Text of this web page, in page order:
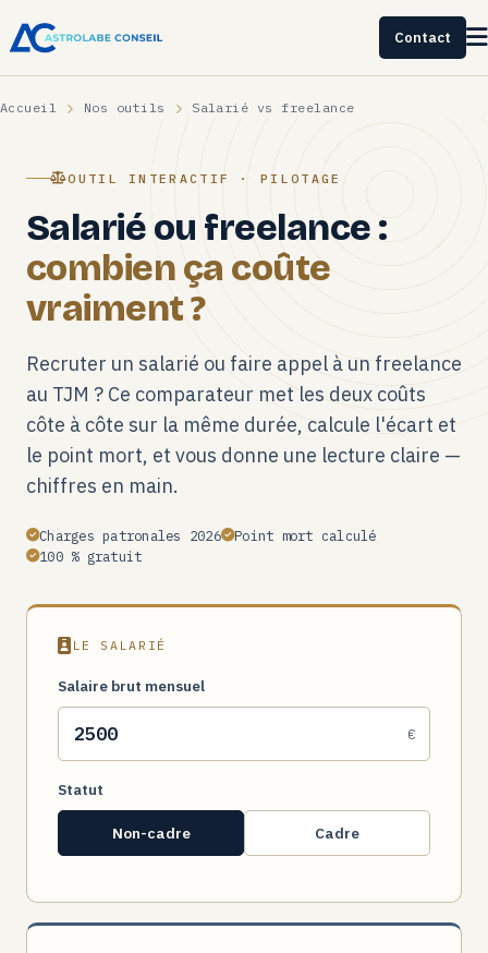
Contact
Accueil Nos outils Salarié vs freelance
OUTIL INTERACTIF · PILOTAGE
Salarié ou freelance :
combien ça coûte
vraiment ?
Recruter un salarié ou faire appel à un freelance
au TJM ? Ce comparateur met les deux coûts
côte à côte sur la même durée, calcule l'écart et
le point mort, et vous donne une lecture claire —
chiffres en main.
Charges patronales 2026
Point mort calculé
100 % gratuit
LE SALARIÉ
Salaire brut mensuel
€
Statut
Non-cadre Cadre